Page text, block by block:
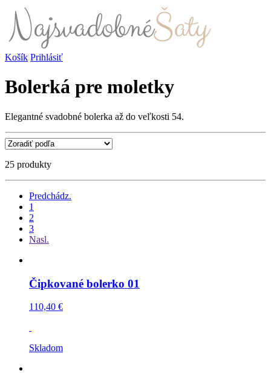
Košík Prihlásiť
Bolerká pre moletky
Elegantné svadobné bolerka až do veľkosti 54.
25 produkty
Predchádz.
1
2
3
Nasl.
Čipkované bolerko 01
110,40 €
Skladom